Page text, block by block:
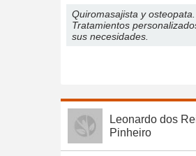
Quiromasajista y osteopata.
Tratamientos
sus necesidades.
Leonardo dos
Pinheiro